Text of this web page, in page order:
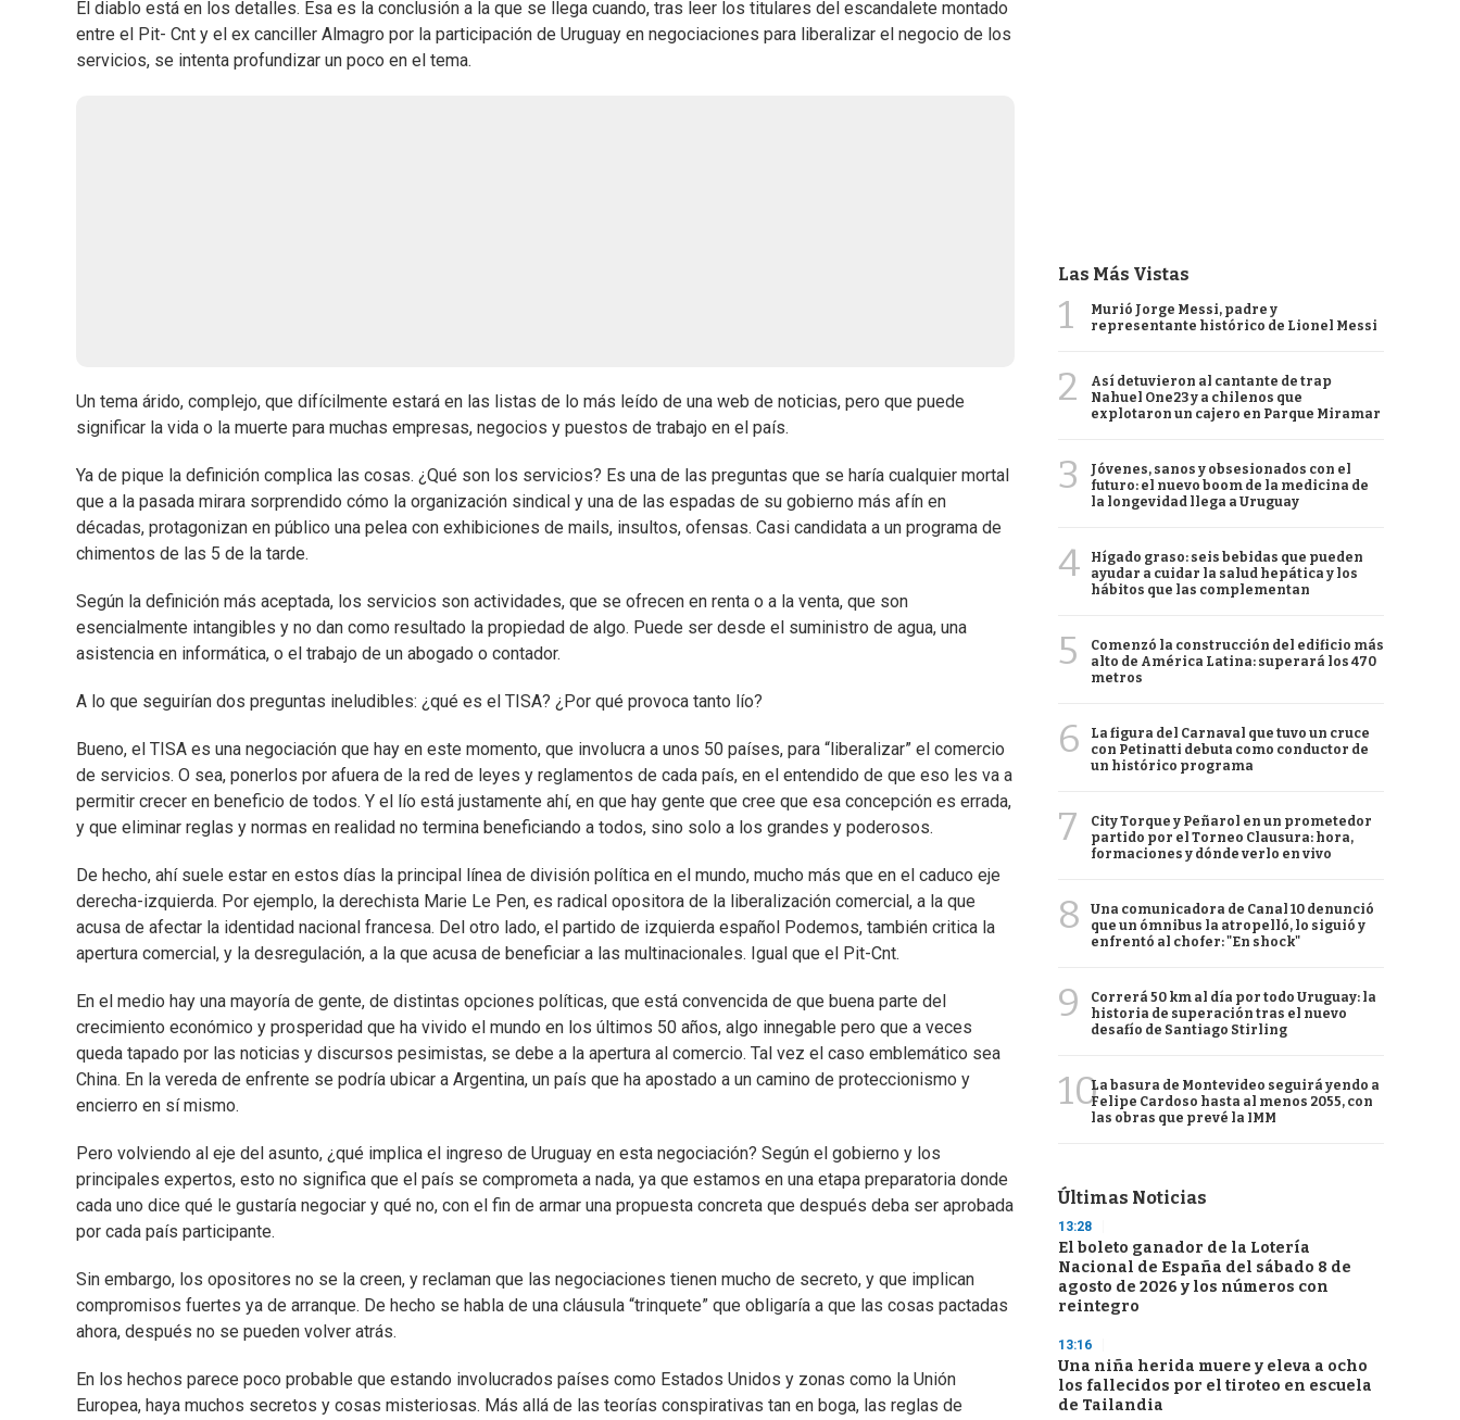
El diablo está en los detalles. Esa es la conclusión a la que se llega cuando, tras leer los titulares del escandalete montado
entre el Pit- Cnt y el ex canciller Almagro por la participación de Uruguay en negociaciones para liberalizar el negocio de los
servicios, se intenta profundizar un poco en el tema.
Un tema árido, complejo, que difícilmente estará en las listas de lo más leído de una web de noticias, pero que puede
significar la vida o la muerte para muchas empresas, negocios y puestos de trabajo en el país.
Ya de pique la definición complica las cosas. ¿Qué son los servicios? Es una de las preguntas que se haría cualquier mortal
que a la pasada mirara sorprendido cómo la organización sindical y una de las espadas de su gobierno más afín en
décadas, protagonizan en público una pelea con exhibiciones de mails, insultos, ofensas. Casi candidata a un programa de
chimentos de las 5 de la tarde.
Según la definición más aceptada, los servicios son actividades, que se ofrecen en renta o a la venta, que son
esencialmente intangibles y no dan como resultado la propiedad de algo. Puede ser desde el suministro de agua, una
asistencia en informática, o el trabajo de un abogado o contador.
A lo que seguirían dos preguntas ineludibles: ¿qué es el TISA? ¿Por qué provoca tanto lío?
Bueno, el TISA es una negociación que hay en este momento, que involucra a unos 50 países, para “liberalizar” el comercio
de servicios. O sea, ponerlos por afuera de la red de leyes y reglamentos de cada país, en el entendido de que eso les va a
permitir crecer en beneficio de todos. Y el lío está justamente ahí, en que hay gente que cree que esa concepción es errada,
y que eliminar reglas y normas en realidad no termina beneficiando a todos, sino solo a los grandes y poderosos.
De hecho, ahí suele estar en estos días la principal línea de división política en el mundo, mucho más que en el caduco eje
derecha-izquierda. Por ejemplo, la derechista Marie Le Pen, es radical opositora de la liberalización comercial, a la que
acusa de afectar la identidad nacional francesa. Del otro lado, el partido de izquierda español Podemos, también critica la
apertura comercial, y la desregulación, a la que acusa de beneficiar a las multinacionales. Igual que el Pit-Cnt.
En el medio hay una mayoría de gente, de distintas opciones políticas, que está convencida de que buena parte del
crecimiento económico y prosperidad que ha vivido el mundo en los últimos 50 años, algo innegable pero que a veces
queda tapado por las noticias y discursos pesimistas, se debe a la apertura al comercio. Tal vez el caso emblemático sea
China. En la vereda de enfrente se podría ubicar a Argentina, un país que ha apostado a un camino de proteccionismo y
encierro en sí mismo.
Pero volviendo al eje del asunto, ¿qué implica el ingreso de Uruguay en esta negociación? Según el gobierno y los
principales expertos, esto no significa que el país se comprometa a nada, ya que estamos en una etapa preparatoria donde
cada uno dice qué le gustaría negociar y qué no, con el fin de armar una propuesta concreta que después deba ser aprobada
por cada país participante.
Sin embargo, los opositores no se la creen, y reclaman que las negociaciones tienen mucho de secreto, y que implican
compromisos fuertes ya de arranque. De hecho se habla de una cláusula “trinquete” que obligaría a que las cosas pactadas
ahora, después no se pueden volver atrás.
En los hechos parece poco probable que estando involucrados países como Estados Unidos y zonas como la Unión
Europea, haya muchos secretos y cosas misteriosas. Más allá de las teorías conspirativas tan en boga, las reglas de
Las Más Vistas
1
Murió Jorge Messi, padre y
representante histórico de Lionel Messi
2
Así detuvieron al cantante de trap
Nahuel One23 y a chilenos que
explotaron un cajero en Parque Miramar
3
Jóvenes, sanos y obsesionados con el
futuro: el nuevo boom de la medicina de
la longevidad llega a Uruguay
4
Hígado graso: seis bebidas que pueden
ayudar a cuidar la salud hepática y los
hábitos que las complementan
5
Comenzó la construcción del edificio más
alto de América Latina: superará los 470
metros
6
La figura del Carnaval que tuvo un cruce
con Petinatti debuta como conductor de
un histórico programa
7
City Torque y Peñarol en un prometedor
partido por el Torneo Clausura: hora,
formaciones y dónde verlo en vivo
8
Una comunicadora de Canal 10 denunció
que un ómnibus la atropelló, lo siguió y
enfrentó al chofer: "En shock"
9
Correrá 50 km al día por todo Uruguay: la
historia de superación tras el nuevo
desafío de Santiago Stirling
10La basura de Montevideo seguirá yendo a
Felipe Cardoso hasta al menos 2055, con
las obras que prevé la IMM
Últimas Noticias
13:28
El boleto ganador de la Lotería
Nacional de España del sábado 8 de
agosto de 2026 y los números con
reintegro
13:16
Una niña herida muere y eleva a ocho
los fallecidos por el tiroteo en escuela
de Tailandia